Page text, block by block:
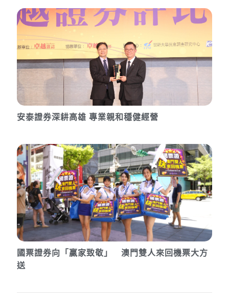
安泰證券深耕高雄 專業親和穩健經營
國票證券向「贏家致敬」 澳門雙人來回機票大方
送